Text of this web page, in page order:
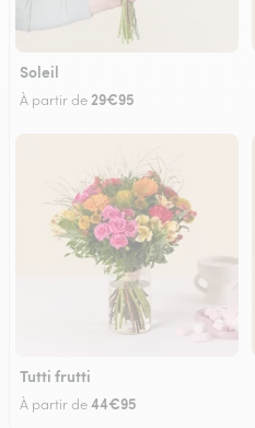
Soleil
À partir de29€95
Tutti frutti
À partir de44€95